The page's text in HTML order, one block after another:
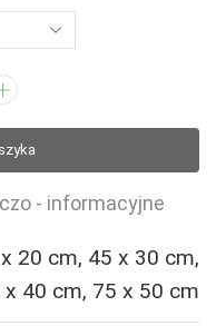
- informacyjne
20 cm, 45 x 30 cm,
x 40 cm, 75 x 50 cm